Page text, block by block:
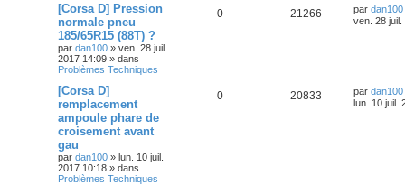
[Corsa D] Pression
normale pneu
185/65R15 (88T) ?
par dan100 » ven. 28 juil.
2017 14:09 » dans
Problèmes Techniques
0 21266 par dan100
ven. 28
[Corsa D]
remplacement
ampoule phare de
croisement avant
gau
par dan100 » lun. 10 juil.
2017 10:18 » dans
Problèmes Techniques
0 20833 par dan100
lun. 10 juil.